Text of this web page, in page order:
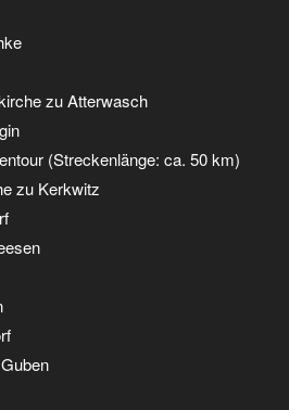
zu Atterwasch
(Streckenlänge: ca. 50 km)
zu Kerkwitz